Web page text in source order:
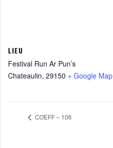
LIEU
Festival Run Ar Pun’s
Chateaulin, 29150 + Google Map
COEFF – 106